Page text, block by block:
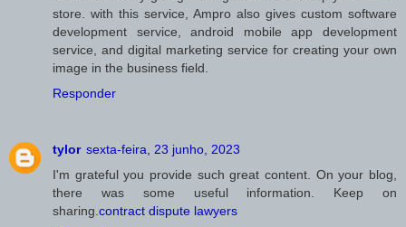
store. with this service, Ampro also gives custom software
development service, android mobile app development
service, and digital marketing service for creating your own
image in the business field.
Responder
tylor sexta-feira, 23 junho, 2023
I'm grateful you provide such great content. On your blog,
there was some useful information. Keep on
sharing. contract dispute lawyers